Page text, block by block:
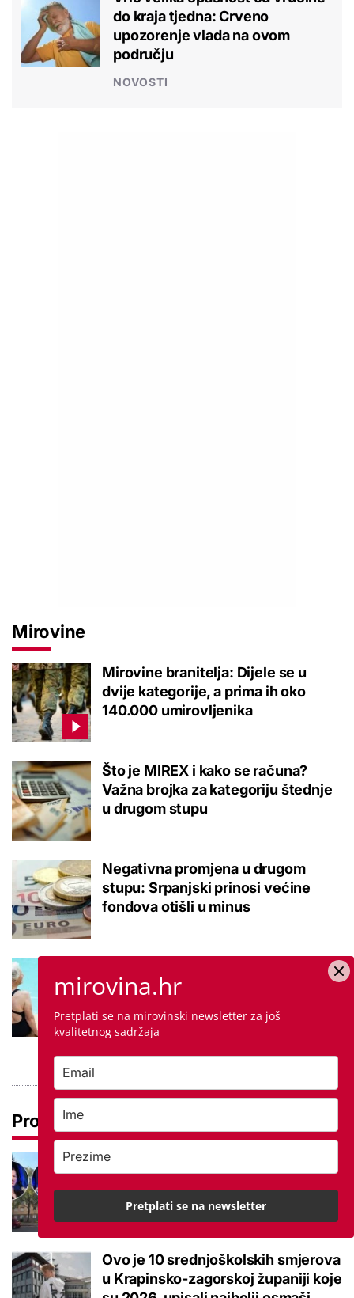
do kraja tjedna: Crveno
upozorenje vlada na ovom
području
NOVOSTI
Mirovine
Mirovine branitelja: Dijele se u
dvije kategorije, a prima ih oko
140.000 umirovljenika
Što je MIREX i kako se računa?
Važna brojka za kategoriju štednje
u drugom stupu
Negativna promjena u drugom
stupu: Srpanjski prinosi većine
fondova otišli u minus
besplatno: Građani se mogu
Pročitaj još
Ovo je 5 mana života u
brucoš mora naviknuti
Ovo je 10 srednjoškolskih smjerova
u Krapinsko-zagorskoj županiji koje
mirovina.hr
Pretplati se na mirovinski newsletter za još
kvalitetnog sadržaja
Pretplati se na newsletter